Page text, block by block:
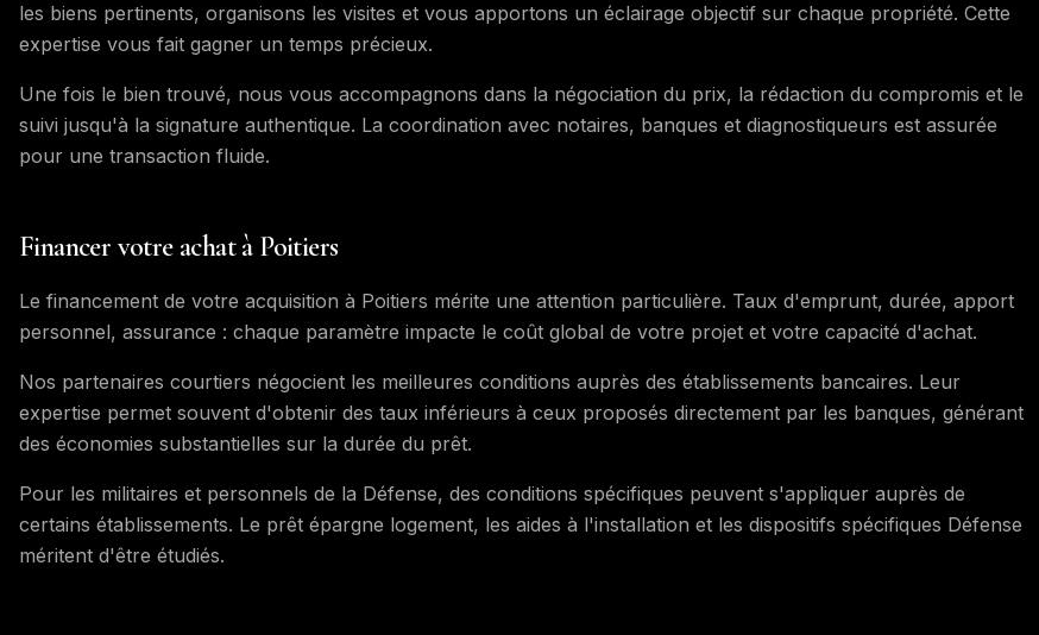
les biens pertinents, organisons les visites et vous apportons un éclairage objectif sur chaque propriété. Cette
expertise vous fait gagner un temps précieux.
Une fois le bien trouvé, nous vous accompagnons dans la négociation du prix, la rédaction du compromis et le
suivi jusqu'à la signature authentique. La coordination avec notaires, banques et diagnostiqueurs est assurée
pour une transaction fluide.
Financer votre achat à Poitiers
Le financement de votre acquisition à Poitiers mérite une attention particulière. Taux d'emprunt, durée, apport
personnel, assurance : chaque paramètre impacte le coût global de votre projet et votre capacité d'achat.
Nos partenaires courtiers négocient les meilleures conditions auprès des établissements bancaires. Leur
expertise permet souvent d'obtenir des taux inférieurs à ceux proposés directement par les banques, générant
des économies substantielles sur la durée du prêt.
Pour les militaires et personnels de la Défense, des conditions spécifiques peuvent s'appliquer auprès de
certains établissements. Le prêt épargne logement, les aides à l'installation et les dispositifs spécifiques Défense
méritent d'être étudiés.